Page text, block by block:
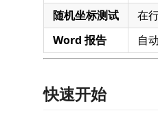
随机坐标测试
在
Word 报告
自
快速开始